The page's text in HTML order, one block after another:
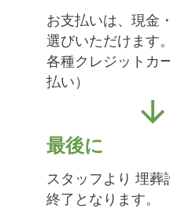
お支払いは、現金
選びいただけます。
各種クレジットカ
払い）
最後に
スタッフより 埋
終了となります。